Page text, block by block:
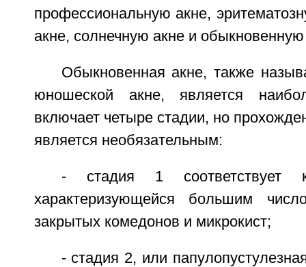
профессиональную акне,
акне, солнечную акне и обыкновенную
Обыкновенная акне, также
юношеской акне, является
включает четыре стадии, но
является необязательным:
- стадия 1 соответствует
характеризующейся большим
закрытых комедонов и микрокист;
- стадия 2, или